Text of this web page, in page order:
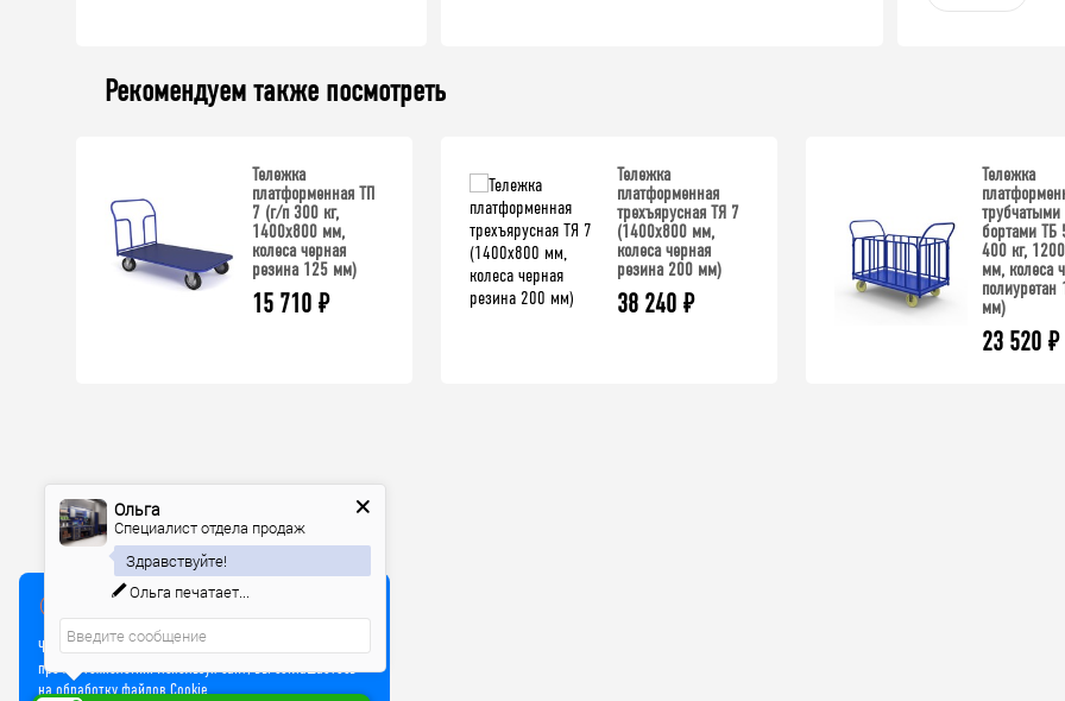
Рекомендуем также посмотреть
Тележка
платформенная ТП
7 (г/п 300 кг,
1400x800 мм,
колеса черная
резина 125 мм)
15 710 ₽
Тележка
платформенная
трехъярусная ТЯ 7
(1400x800 мм,
колеса черная
резина 200 мм)
38 240 ₽
Тележка
трубчатыми
бортами ТБ
400 кг,
мм, колеса
полиуретан
мм)
23 520 ₽
Мы используем куки
Чтобы улучшить работу сайта, мы используем Cookie и
прочие технологии. Используя сайт, вы соглашаетесь
на обработку файлов Cookie
Ольга
Специалист отдела продаж
Здравствуйте!
Ольга печатает...